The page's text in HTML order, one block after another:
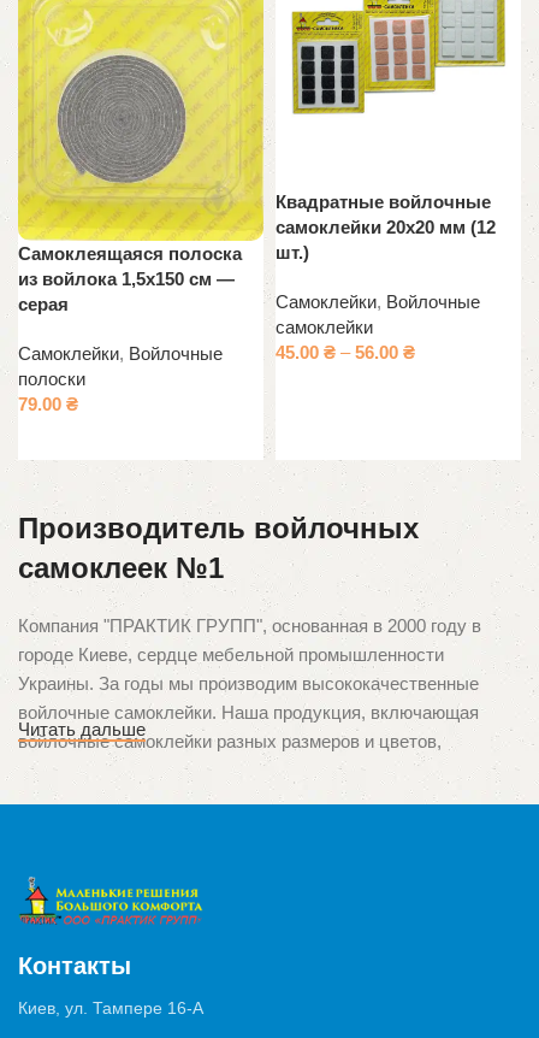
Самоклеящаяся полоска
из войлока 1,5х150 см —
серая
Самоклейки, Войлочные
полоски
79.00 ₴
Квадратные войлочные
самоклейки 20х20 мм (12
шт.)
Самоклейки, Войлочные
самоклейки
45.00 ₴ –56.00 ₴
Производитель войлочных
самоклеек №1
Компания "ПРАКТИК ГРУПП", основанная в 2000 году в
городе Киеве, сердце мебельной промышленности
Украины. За годы мы производим высококачественные
войлочные самоклейки. Наша продукция, включающая
войлочные самоклейки разных размеров и цветов,
зарекомендовала себя среди клиентов благодаря
непревзойденному качеству и ориентации на потребности
который используется для защиты поверхностей от
царапин и повреждений, вызванных ножками мебели.
Высокое качество и многозадачность
Читать дальше
Контакты
Киев, ул. Тампере 16-А